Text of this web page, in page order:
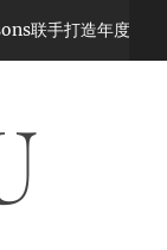
最强怀旧音乐盛